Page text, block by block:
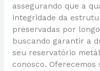
assegurando que a
integridade da
preservadas por
buscando garantir a
seu reservatório
conosco. Oferecemos